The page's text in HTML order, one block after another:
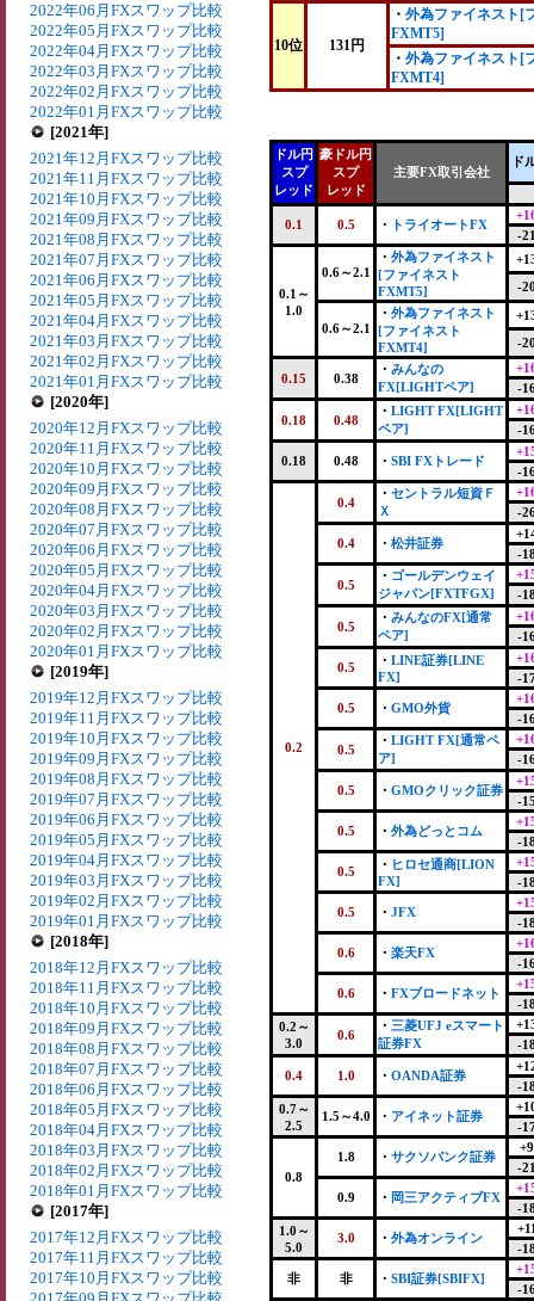
2022年06月FXスワップ比較
2022年05月FXスワップ比較
2022年04月FXスワップ比較
2022年03月FXスワップ比較
2022年02月FXスワップ比較
2022年01月FXスワップ比較
[2021年]
2021年12月FXスワップ比較
2021年11月FXスワップ比較
2021年10月FXスワップ比較
2021年09月FXスワップ比較
2021年08月FXスワップ比較
2021年07月FXスワップ比較
2021年06月FXスワップ比較
2021年05月FXスワップ比較
2021年04月FXスワップ比較
2021年03月FXスワップ比較
2021年02月FXスワップ比較
2021年01月FXスワップ比較
[2020年]
2020年12月FXスワップ比較
2020年11月FXスワップ比較
2020年10月FXスワップ比較
2020年09月FXスワップ比較
2020年08月FXスワップ比較
2020年07月FXスワップ比較
2020年06月FXスワップ比較
2020年05月FXスワップ比較
2020年04月FXスワップ比較
2020年03月FXスワップ比較
2020年02月FXスワップ比較
2020年01月FXスワップ比較
[2019年]
2019年12月FXスワップ比較
2019年11月FXスワップ比較
2019年10月FXスワップ比較
2019年09月FXスワップ比較
2019年08月FXスワップ比較
2019年07月FXスワップ比較
2019年06月FXスワップ比較
2019年05月FXスワップ比較
2019年04月FXスワップ比較
2019年03月FXスワップ比較
2019年02月FXスワップ比較
2019年01月FXスワップ比較
[2018年]
2018年12月FXスワップ比較
2018年11月FXスワップ比較
2018年10月FXスワップ比較
2018年09月FXスワップ比較
2018年08月FXスワップ比較
2018年07月FXスワップ比較
2018年06月FXスワップ比較
2018年05月FXスワップ比較
2018年04月FXスワップ比較
2018年03月FXスワップ比較
2018年02月FXスワップ比較
2018年01月FXスワップ比較
[2017年]
2017年12月FXスワップ比較
2017年11月FXスワップ比較
2017年10月FXスワップ比較
10位 131円
・ 外為ファイネスト[
FXMT5]
・ 外為ファイネスト[
FXMT4]
ドル円
スプ
レッド
豪ドル円
スプ
レッド
主要FX取引会社
ド
0.1 0.5 ・ トライオートFX
-
0.1～
1.0
0.6～2.1
・ 外為ファイネスト
[ファイネスト
FXMT5]
-
0.6～2.1
・ 外為ファイネスト
[ファイネスト
FXMT4]
-
0.15 0.38
・ みんなの
FX[LIGHTペア]
-
0.18 0.48
・ LIGHT FX[LIGHT
ペア]
-
0.18 0.48 ・ SBI FXトレード
-
0.2
0.4
・ セントラル短資Ｆ
Ｘ
-
0.4 ・ 松井証券
-
0.5
・ ゴールデンウェイ
ジャパン[FXTFGX]
-
0.5
・ みんなのFX[通常
ペア]
-
0.5 ・ LINE証券[LINE
FX]
-
0.5 ・ GMO外貨
-
0.5
・ LIGHT FX[通常ペ
ア]
-
0.5 ・ GMOクリック証券
-
0.5 ・ 外為どっとコム
-
0.5 ・ ヒロセ通商[LION
FX]
-
0.5 ・ JFX
-
0.6 ・ 楽天FX
-
0.6 ・ FXブロードネット
-
0.2～
3.0
0.6
・ 三菱UFJ eスマート
証券FX
-
0.4 1.0 ・ OANDA証券
-
0.7～
2.5
1.5～4.0 ・ アイネット証券
-
0.8
1.8 ・ サクソバンク証券
-
0.9 ・ 岡三アクティブFX
-
1.0～
5.0
3.0 ・ 外為オンライン
-
非 非 ・ SBI証券[SBIFX]
-